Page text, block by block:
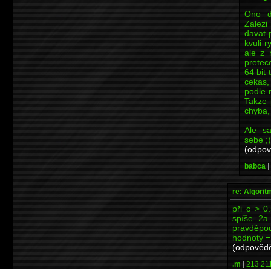
Ono
Zalezi
davat
kvuli
ale z
64 bit
podle
Ale
sebe ;)
babca |
re:
při c >
spíše
hodnoty
.m |